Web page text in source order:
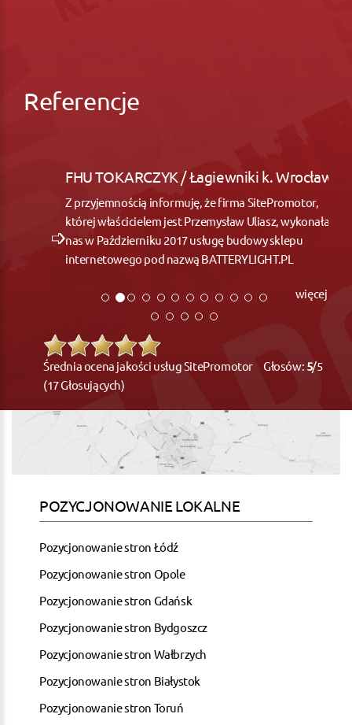
Referencje
FHU TOKARCZYK / Łagiewniki k. Wrocław
Z przyjemnością informuję, że firma SitePromotor,
której właścicielem jest Przemysław Uliasz, wykonała dla
nas w Październiku 2017 usługę budowy sklepu
internetowego pod nazwą BATTERYLIGHT.PL
więcej
Średnia ocena jakości usług SitePromotor Głosów: 5/5
(17 Głosujących)
POZYCJONOWANIE LOKALNE
Pozycjonowanie stron Łódź
Pozycjonowanie stron Opole
Pozycjonowanie stron Gdańsk
Pozycjonowanie stron Bydgoszcz
Pozycjonowanie stron Wałbrzych
Pozycjonowanie stron Białystok
Pozycjonowanie stron Toruń